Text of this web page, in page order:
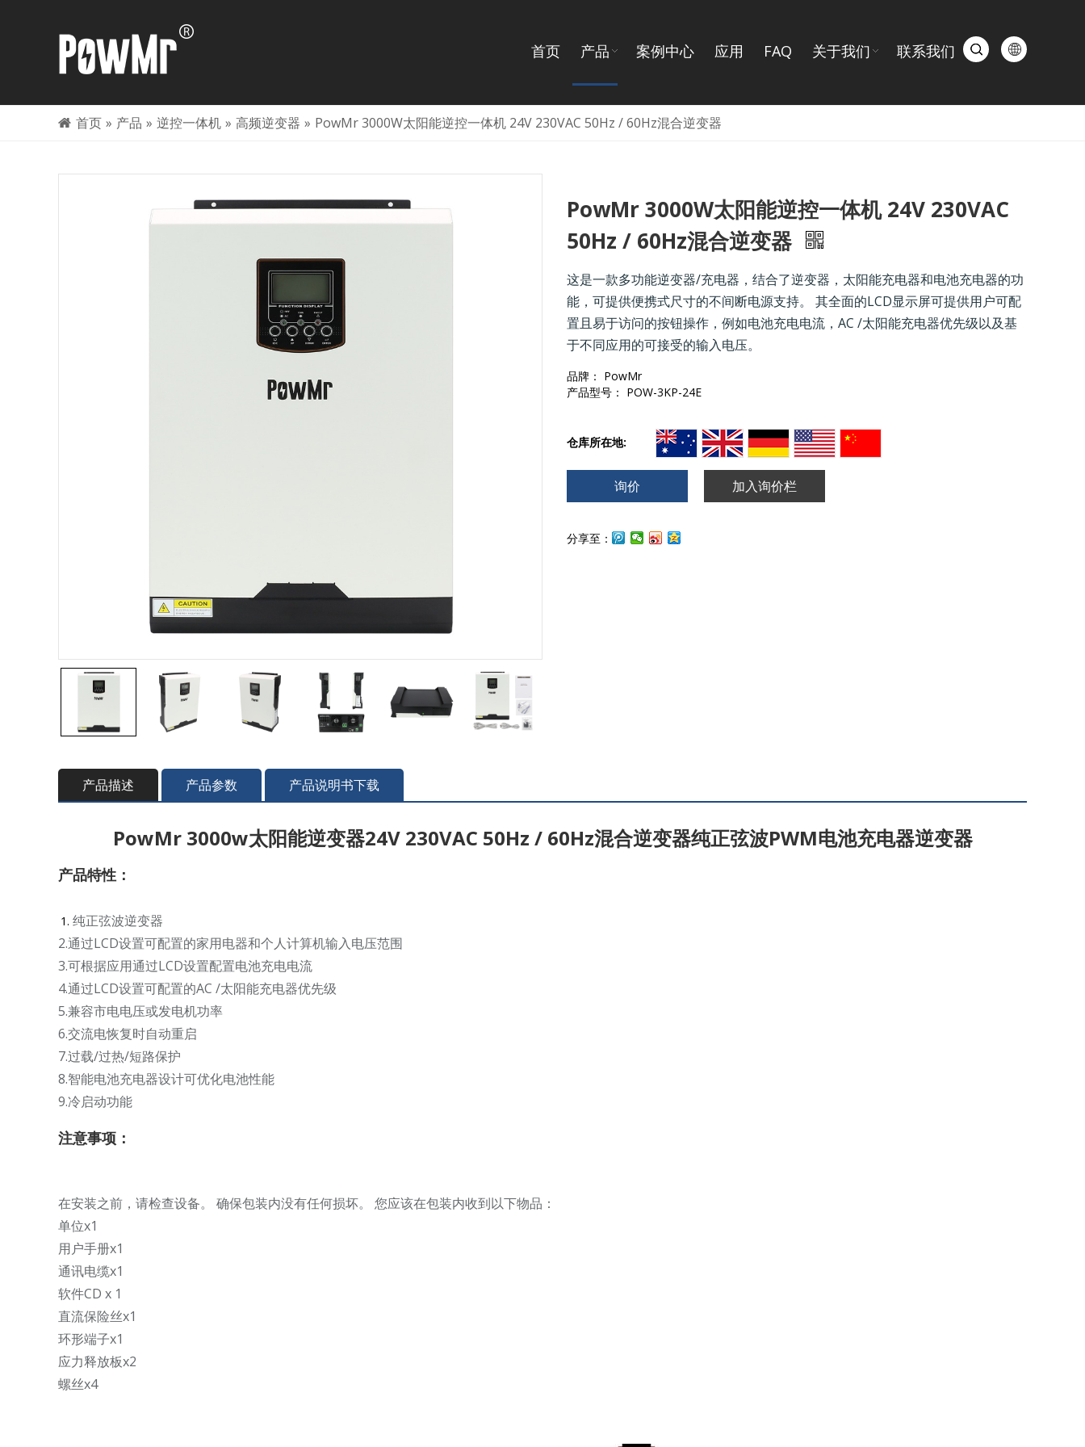
首页 产品 案例中心 应用 FAQ 关于我们 联系我们
首页 » 产品 » 逆控一体机 » 高频逆变器 » PowMr 3000W太阳能逆控一体机 24V 230VAC 50Hz / 60Hz混合逆变器
PowMr 3000W太阳能逆控一体机 24V 230VAC
50Hz / 60Hz混合逆变器
这是一款多功能逆变器/充电器，结合了逆变器，太阳能充电器和电池充电器的功
能，可提供便携式尺寸的不间断电源支持。 其全面的LCD显示屏可提供用户可配
置且易于访问的按钮操作，例如电池充电电流，AC /太阳能充电器优先级以及基
于不同应用的可接受的输入电压。
品牌： PowMr
产品型号： POW-3KP-24E
仓库所在地:
询价 加入询价栏
分享至：
产品描述 产品参数 产品说明书下载
PowMr 3000w太阳能逆变器24V 230VAC 50Hz / 60Hz混合逆变器纯正弦波PWM电池充电器逆变器
产品特性：
纯正弦波逆变器
2.通过LCD设置可配置的家用电器和个人计算机输入电压范围
3.可根据应用通过LCD设置配置电池充电电流
4.通过LCD设置可配置的AC /太阳能充电器优先级
5.兼容市电电压或发电机功率
6.交流电恢复时自动重启
7.过载/过热/短路保护
8.智能电池充电器设计可优化电池性能
9.冷启动功能
注意事项：
在安装之前，请检查设备。 确保包装内没有任何损坏。 您应该在包装内收到以下物品：
单位x1
用户手册x1
通讯电缆x1
软件CD x 1
直流保险丝x1
环形端子x1
应力释放板x2
螺丝x4